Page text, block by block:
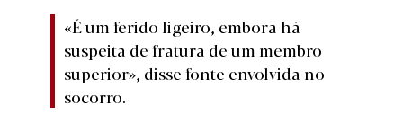
«É um ferido ligeiro, embora há
suspeita de fratura de um membro
superior», disse fonte envolvida no
socorro.